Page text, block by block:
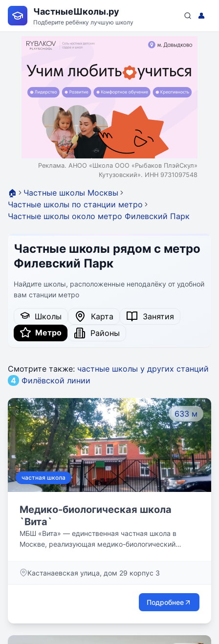
ЧастныеШколы.ру
Подберите ребёнку лучшую школу
👤
Реклама. АНОО «Школа ООО «Рыбаков ПлэйСкул»
Кутузовский». ИНН 9731097548
🏠
Частные школы Москвы
Частные школы по станции метро
Частные школы около метро Филевский Парк
Частные школы рядом с метро
Филевский Парк
Найдите школы, расположенные неподалёку от удобной
вам станции метро
Школы Карта
Занятия
Метро
Районы
Смотрите также: частные школы у других станций
4
Филёвской линии
633 м
частная школа
Медико-биологическая школа
`Вита`
МБШ «Вита» — единственная частная школа в
Москве, реализующая медико-биологический
«VITA», что неразрывно связано с медико-
Кастанаевская улица, дом 29 корпус 3
Подробнее